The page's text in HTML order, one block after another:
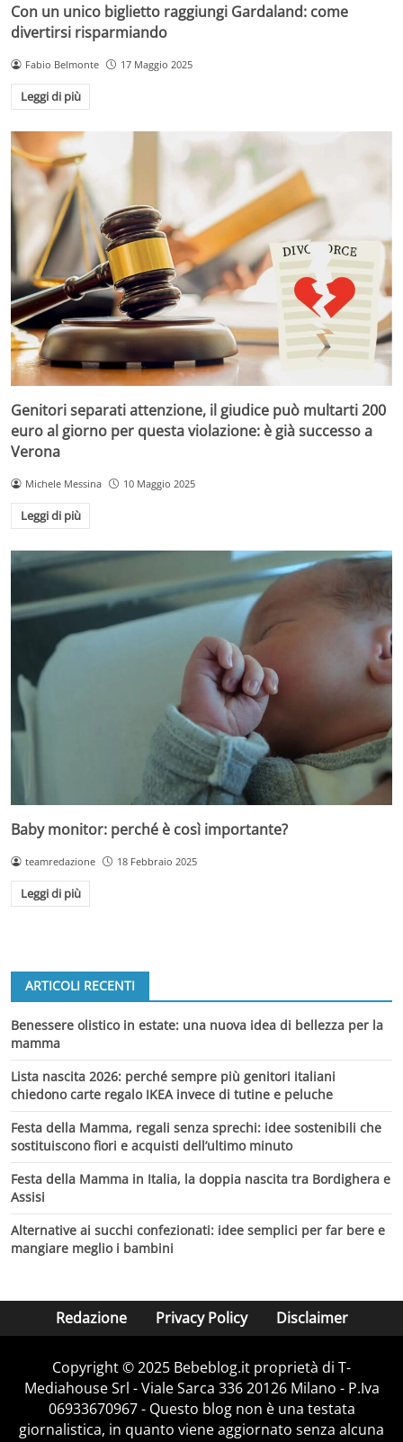
Con un unico biglietto raggiungi Gardaland: come
divertirsi risparmiando
Fabio Belmonte 17 Maggio 2025
Leggi di più
Genitori separati attenzione, il giudice può multarti 200
euro al giorno per questa violazione: è già successo a
Verona
Michele Messina 10 Maggio 2025
Leggi di più
Baby monitor: perché è così importante?
teamredazione 18 Febbraio 2025
Leggi di più
ARTICOLI RECENTI
Benessere olistico in estate: una nuova idea di bellezza per la
mamma
Lista nascita 2026: perché sempre più genitori italiani
chiedono carte regalo IKEA invece di tutine e peluche
Festa della Mamma, regali senza sprechi: idee sostenibili che
sostituiscono fiori e acquisti dell’ultimo minuto
Festa della Mamma in Italia, la doppia nascita tra Bordighera e
Assisi
Alternative ai succhi confezionati: idee semplici per far bere e
mangiare meglio i bambini
Redazione Privacy Policy Disclaimer
Copyright © 2025 Bebeblog.it proprietà di T-
Mediahouse Srl - Viale Sarca 336 20126 Milano - P.Iva
06933670967 - Questo blog non è una testata
giornalistica, in quanto viene aggiornato senza alcuna